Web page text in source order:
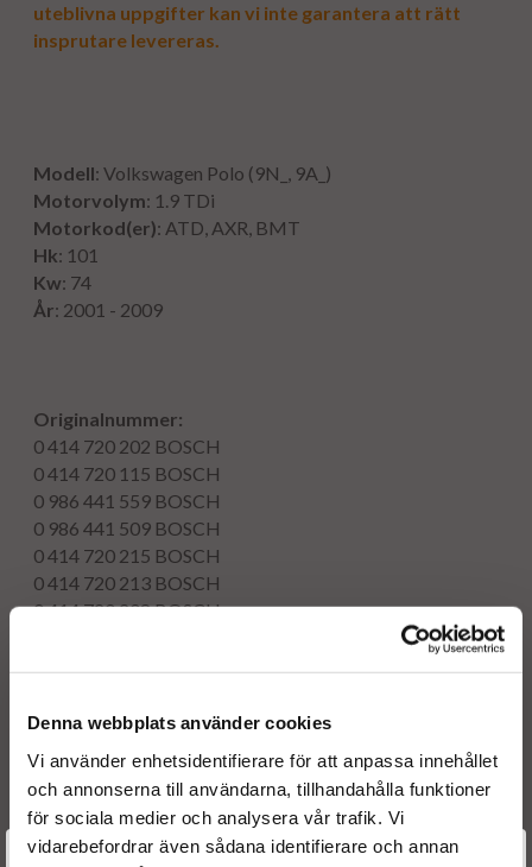
Denna webbplats använder cookies
Vi använder enhetsidentifierare för att anpassa innehållet
och annonserna till användarna, tillhandahålla funktioner
för sociala medier och analysera vår trafik. Vi
vidarebefordrar även sådana identifierare och annan
uteblivna uppgifter kan vi inte garantera att rätt
insprutare levereras.
Modell: Volkswagen Polo (9N_, 9A_)
Motorvolym: 1.9 TDi
Motorkod(er): ATD, AXR, BMT
Hk: 101
Kw: 74
År: 2001 - 2009
Originalnummer:
0 414 720 202 BOSCH
0 414 720 115 BOSCH
0 986 441 559 BOSCH
0 986 441 509 BOSCH
0 414 720 215 BOSCH
0 414 720 213 BOSCH
0 414 720 208BOSCH
0986441559BOSCH
0414720215BOSCH
0414720213 BOSCH
0414720208BOSCH
0414720206BOSCH